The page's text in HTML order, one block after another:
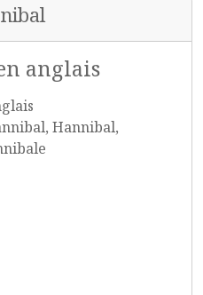
anglais
Hannibal,